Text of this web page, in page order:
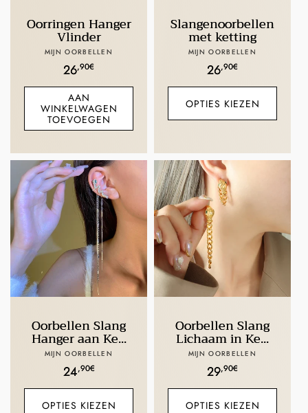
Oorringen Hanger
Vlinder
Verkoper:
MIJN OORBELLEN
Normale
prijs
26,90€
AAN
WINKELWAGEN
TOEVOEGEN
Slangenoorbellen
met ketting
Verkoper:
MIJN OORBELLEN
Normale
prijs
26,90€
OPTIES KIEZEN
Oorbellen Slang
Hanger aan Ke...
Verkoper:
MIJN OORBELLEN
Normale
prijs
24,90€
OPTIES KIEZEN
Oorbellen Slang
Lichaam in Ke...
Verkoper:
MIJN OORBELLEN
Normale
prijs
29,90€
OPTIES KIEZEN